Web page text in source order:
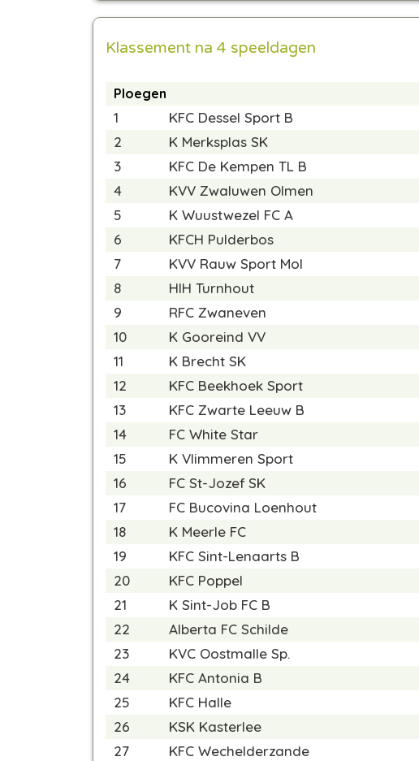
Klassement na 4 speeldagen
Ploegen
1 KFC Dessel Sport B
2
K Merksplas SK
3
KFC De Kempen TL B
4
KVV Zwaluwen Olmen
5
K Wuustwezel FC A
6
KFCH Pulderbos
7
KVV Rauw Sport Mol
8
HIH Turnhout
9
RFC Zwaneven
10
K Gooreind VV
11
K Brecht SK
12
KFC Beekhoek Sport
13
KFC Zwarte Leeuw B
14
FC White Star
15
K Vlimmeren Sport
16
FC St-Jozef SK
17
FC Bucovina Loenhout
18
K Meerle FC
19
KFC Sint-Lenaarts B
20
KFC Poppel
21
K Sint-Job FC B
22
Alberta FC Schilde
23
KVC Oostmalle Sp.
24
KFC Antonia B
25
KFC Halle
26
KSK Kasterlee
27
KFC Wechelderzande